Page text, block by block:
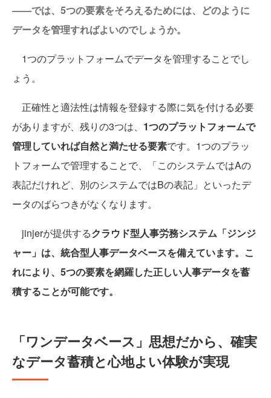
——では、5つの要素をそろえるためには、どのように
データを管理すればよいのでしょうか。
1つのプラットフォームでデータを管理することでし
ょう。
正確性と適法性は情報を登録する際に気を付ける必要
がありますが、残りの3つは、 1つのプラットフォームで
管理していれば自然と満たせる要素です。1つのプラッ
トフォームで管理することで、「このシステムではAの
表記だけれど、別のシステムではBの表記」といったデ
ータのばらつきがなくなります。
jinjerが提供するクラウド型人事労務システム「ジンジ
ャー」は、統合型人事データベースを備えています。こ
れにより、5つの要素を網羅した正しい人事データを蓄
積することが可能です。
「ワンデータベース」思想だから、確実
なデータ蓄積と心地よい体験が実現